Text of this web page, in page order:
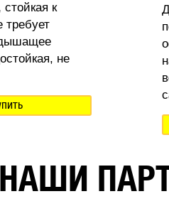
к
требует
дышащее
не
НАШИ